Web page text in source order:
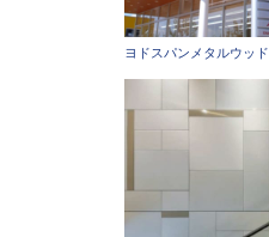
ヨドスパンメタルウッド